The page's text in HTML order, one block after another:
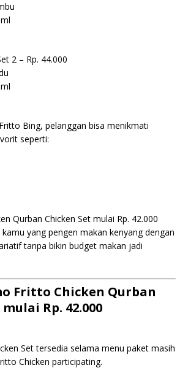
2 – Rp. 44.000
Bing, pelanggan bisa menikmati
seperti:
Qurban Chicken Set mulai Rp. 42.000
yang pengen makan kenyang dengan
tanpa bikin budget makan jadi
Fritto Chicken Qurban
Rp. 42.000
Set tersedia selama menu paket masih
Chicken participating.